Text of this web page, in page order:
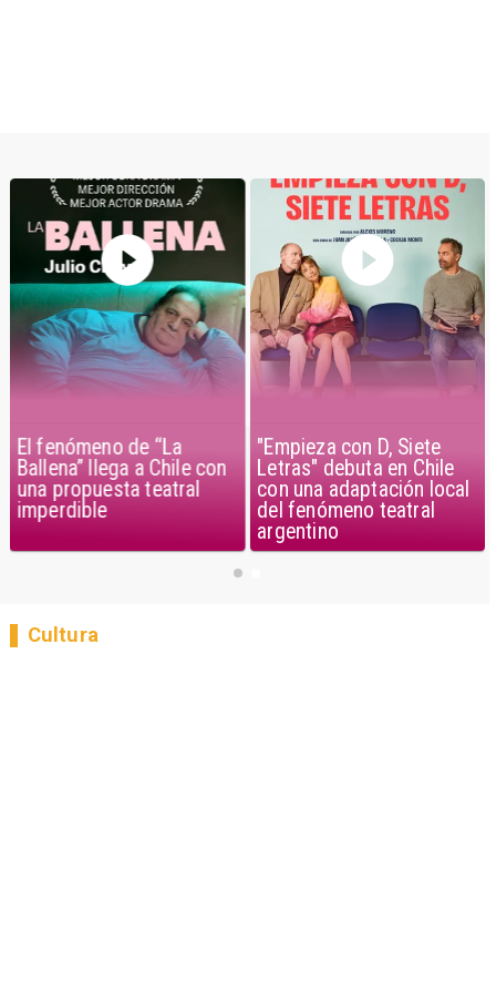
El fenómeno de “La
Ballena” llega a Chile con
una propuesta teatral
imperdible
"Empieza con D, Siete
Letras" debuta en Chile
con una adaptación local
del fenómeno teatral
argentino
Cultura